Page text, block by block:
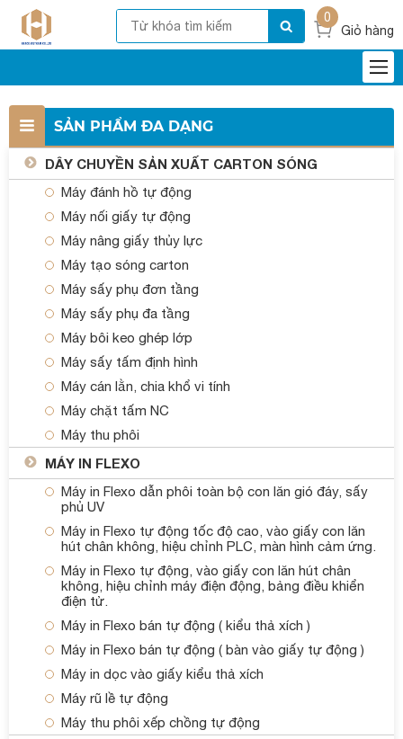
0
Giỏ hàng
SẢN PHẨM ĐA DẠNG
DÂY CHUYỀN SẢN XUẤT CARTON SÓNG
Máy đánh hồ tự động
Máy nối giấy tự động
Máy nâng giấy thủy lực
Máy tạo sóng carton
Máy sấy phụ đơn tầng
Máy sấy phụ đa tầng
Máy bôi keo ghép lớp
Máy sấy tấm định hình
Máy cán lằn, chia khổ vi tính
Máy chặt tấm NC
Máy thu phôi
MÁY IN FLEXO
Máy in Flexo dẫn phôi toàn bộ con lăn gió đáy, sấy
phủ UV
Máy in Flexo tự động tốc độ cao, vào giấy con lăn
hút chân không, hiệu chỉnh PLC, màn hình cảm ứng.
Máy in Flexo tự động, vào giấy con lăn hút chân
không, hiệu chỉnh máy điện động, bảng điều khiển
điện tử.
Máy in Flexo bán tự động ( kiểu thả xích )
Máy in Flexo bán tự động ( bàn vào giấy tự động )
Máy in dọc vào giấy kiểu thả xích
Máy rũ lề tự động
Máy thu phôi xếp chồng tự động